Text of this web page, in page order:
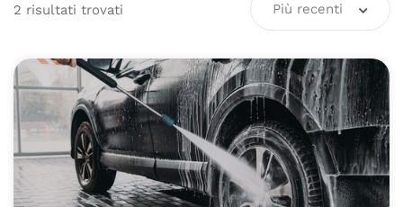
2 risultati trovati Più recenti